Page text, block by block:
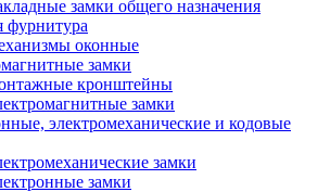
замки общего назначения
фурнитура
оконные
замки
кронштейны
замки
электромеханические и кодовые
замки
замки